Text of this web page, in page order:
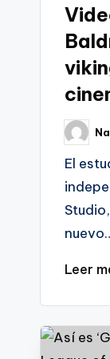
por
El
Leer